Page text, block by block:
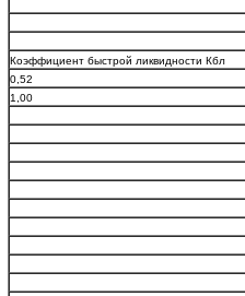
Коэффициент быстрой ликвидности Кбл
0,52
1,00